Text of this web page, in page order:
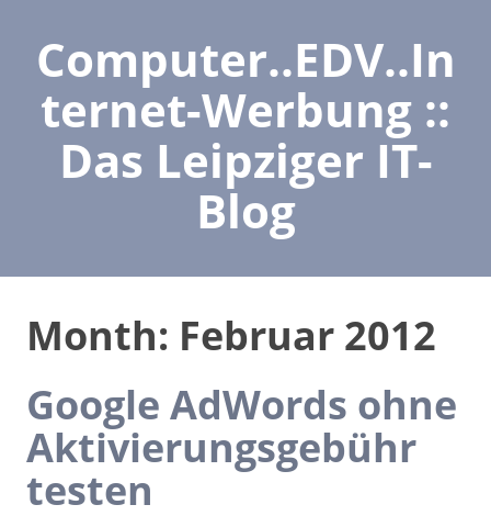
Computer..EDV..In
ternet-Werbung ::
Das Leipziger IT-
Blog
Month: Februar 2012
Google AdWords ohne
Aktivierungsgebühr
testen